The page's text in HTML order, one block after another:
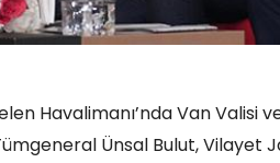
Havalimanı’nda Van Valisi
Ünsal Bulut,